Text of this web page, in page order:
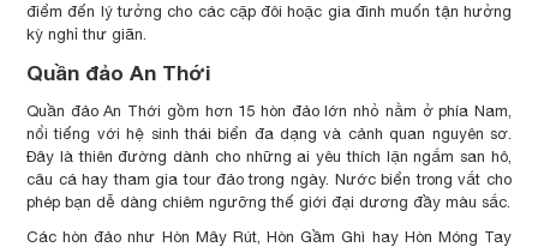
điểm đến lý tưởng cho các cặp đôi hoặc gia đình muốn tận hưởng
kỳ nghỉ thư giãn.
Quần đảo An Thới
Quần đảo An Thới gồm hơn 15 hòn đảo lớn nhỏ nằm ở phía Nam,
nổi tiếng với hệ sinh thái biển đa dạng và cảnh quan nguyên sơ.
Đây là thiên đường dành cho những ai yêu thích lặn ngắm san hô,
câu cá hay tham gia tour đảo trong ngày. Nước biển trong vắt cho
phép bạn dễ dàng chiêm ngưỡng thế giới đại dương đầy màu sắc.
Các hòn đảo như Hòn Mây Rút, Hòn Gầm Ghì hay Hòn Móng Tay